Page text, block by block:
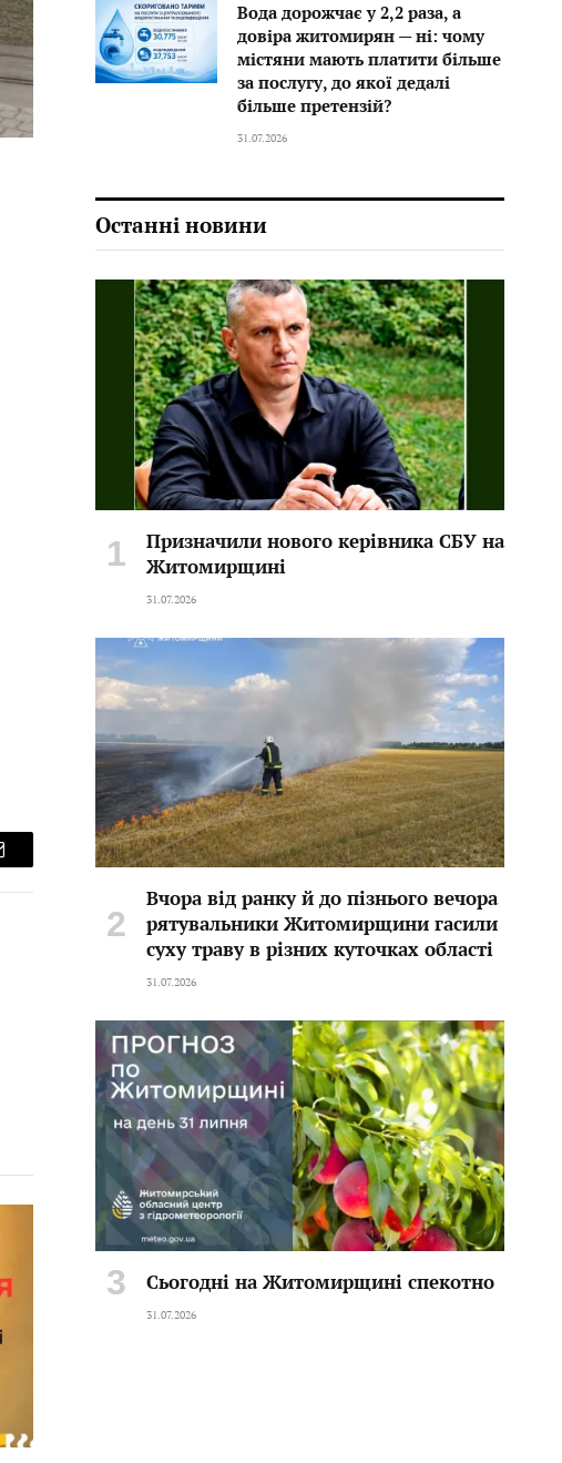
Вода дорожчає у 2,2 раза, а
довіра житомирян — ні: чому
містяни мають платити більше
за послугу, до якої дедалі
більше претензій?
31.07.2026
Останні новини
Призначили нового керівника СБУ на
Житомирщині
31.07.2026
Вчора від ранку й до пізнього вечора
рятувальники Житомирщини гасили
суху траву в різних куточках області
31.07.2026
Сьогодні на Житомирщині спекотно
31.07.2026